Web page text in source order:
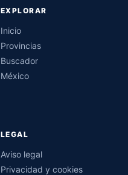
EXPLORAR
Inicio
Provincias
Buscador
México
LEGAL
Aviso legal
Privacidad y cookies